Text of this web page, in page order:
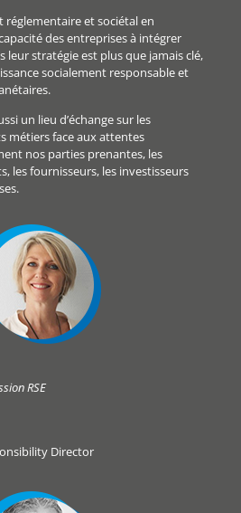
et sociétal en
des entreprises à intégrer
leur stratégie est plus que jamais clé,
socialement responsable et
un lieu d’échange sur les
métiers face aux attentes
nos parties prenantes, les
les fournisseurs, les investisseurs
RSE
Director